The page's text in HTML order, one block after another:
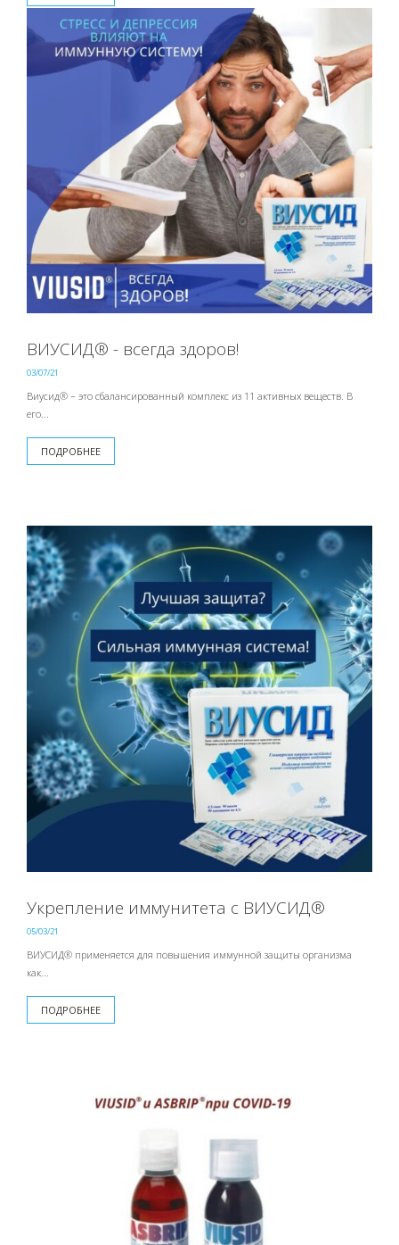
ВИУСИД® - всегда здоров!
03/07/21
Виусид® – это сбалансированный комплекс из 11 активных веществ. В
его...
ПОДРОБНЕЕ
Укрепление иммунитета с ВИУСИД®
05/03/21
ВИУСИД® применяется для повышения иммунной защиты организма
как...
ПОДРОБНЕЕ